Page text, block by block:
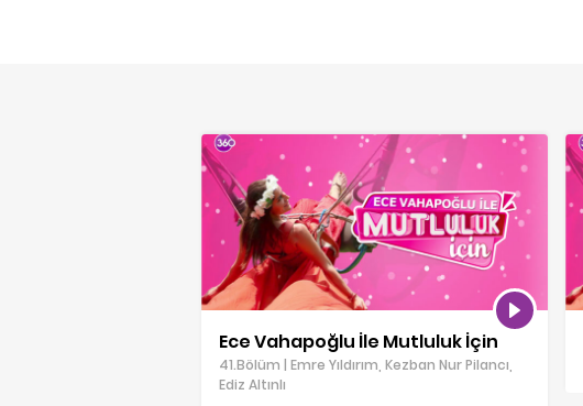
Ece Vahapoğlu İle Mutluluk İçin
41.Bölüm | Emre Yıldırım, Kezban Nur Pilancı,
Ediz Altınlı